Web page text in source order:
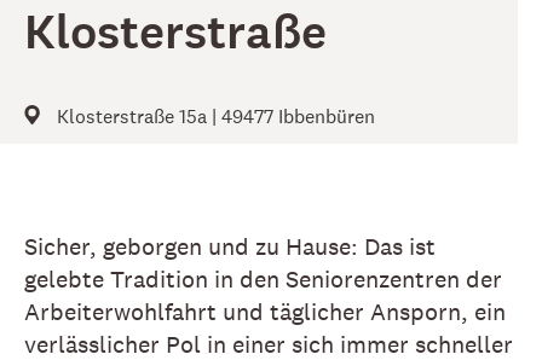
Klosterstraße
Klosterstraße 15a | 49477 Ibbenbüren
Sicher, geborgen und zu Hause: Das ist
gelebte Tradition in den Seniorenzentren der
Arbeiterwohlfahrt und täglicher Ansporn, ein
verlässlicher Pol in einer sich immer schneller